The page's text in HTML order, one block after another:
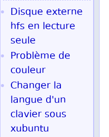
Disque externe
hfs en lecture
seule
Problème de
couleur
Changer la
langue d'un
clavier sous
xubuntu